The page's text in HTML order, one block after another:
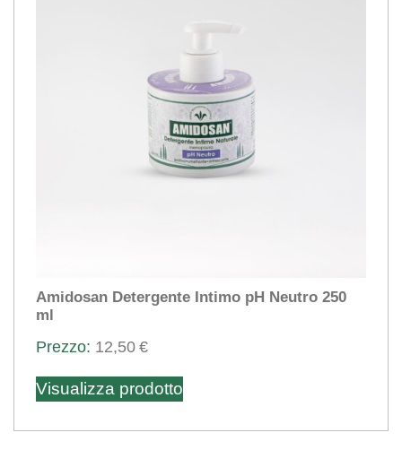
Amidosan Detergente Intimo pH Neutro 250
ml
12,50 €
Visualizza prodotto